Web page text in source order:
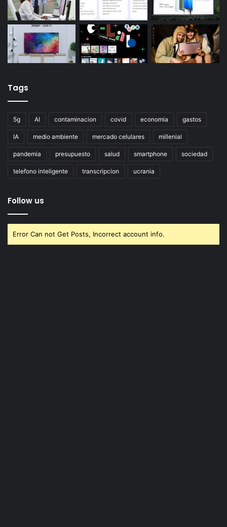
Tags
5g AI contaminacion covid economia gastos
IA medio ambiente mercado celulares millenial
pandemia presupuesto salud smartphone sociedad
telefono inteligente transcripcion ucrania
Follow us
Error Can not Get Posts, Incorrect account info.